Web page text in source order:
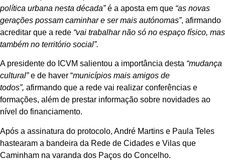
política urbana nesta década”é a aposta em que “as novas
gerações possam caminhar e ser mais autónomas”, afirmando
acreditar que a rede “vai trabalhar não só no espaço físico, mas
também no território social”.
A presidente do ICVM salientou a importância desta “mudança
cultural”e de haver “municípios mais amigos de
todos”, afirmando que a rede vai realizar conferências e
formações, além de prestar informação sobre novidades ao
nível do financiamento.
Após a assinatura do protocolo, André Martins e Paula Teles
hastearam a bandeira da Rede de Cidades e Vilas que
Caminham na varanda dos Paços do Concelho.